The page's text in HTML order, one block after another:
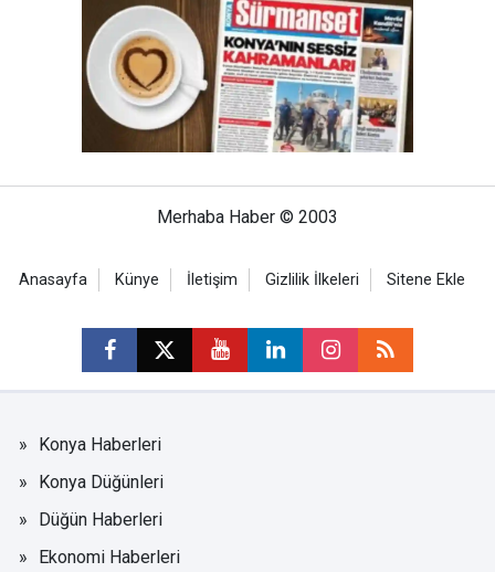
Merhaba Haber © 2003
Anasayfa Künye İletişim Gizlilik İlkeleri Sitene Ekle
Konya Haberleri
Konya Düğünleri
Düğün Haberleri
Ekonomi Haberleri